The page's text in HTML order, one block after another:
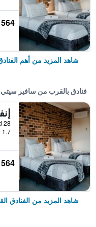
564 ﷼
شاهد المزيد من أهم
فنادق بالقرب من سافير سيتي
1.7 كيلومتر عن وسط المدينة
564 ﷼
شاهد المزيد من الفنادق